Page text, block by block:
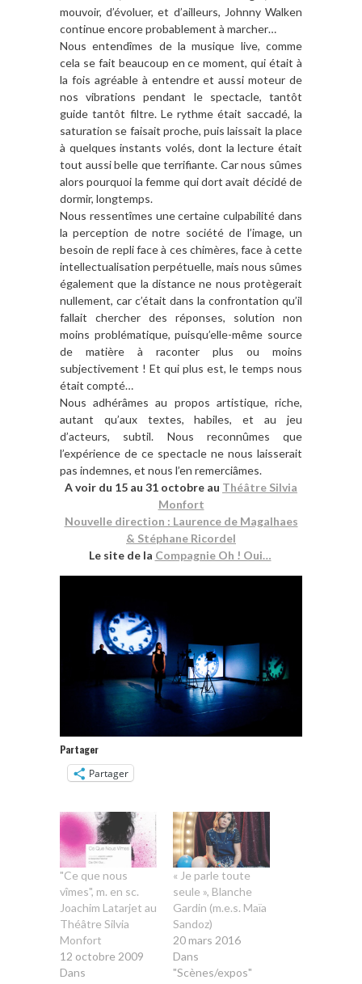
mouvoir, d’évoluer, et d’ailleurs, Johnny Walken
continue encore probablement à marcher…
Nous entendîmes de la musique live, comme
cela se fait beaucoup en ce moment, qui était à
la fois agréable à entendre et aussi moteur de
nos vibrations pendant le spectacle, tantôt
guide tantôt filtre. Le rythme était saccadé, la
saturation se faisait proche, puis laissait la place
à quelques instants volés, dont la lecture était
tout aussi belle que terrifiante. Car nous sûmes
alors pourquoi la femme qui dort avait décidé de
dormir, longtemps.
Nous ressentîmes une certaine culpabilité dans
la perception de notre société de l’image, un
besoin de repli face à ces chimères, face à cette
intellectualisation perpétuelle, mais nous sûmes
également que la distance ne nous protègerait
nullement, car c’était dans la confrontation qu’il
fallait chercher des réponses, solution non
moins problématique, puisqu’elle-même source
de matière à raconter plus ou moins
subjectivement ! Et qui plus est, le temps nous
était compté…
Nous adhérâmes au propos artistique, riche,
autant qu’aux textes, habiles, et au jeu
d’acteurs, subtil. Nous reconnûmes que
l’expérience de ce spectacle ne nous laisserait
pas indemnes, et nous l’en remerciâmes.
A voir du 15 au 31 octobre au Théâtre Silvia
Monfort
Nouvelle direction : Laurence de Magalhaes
& Stéphane Ricordel
Le site de la Compagnie Oh ! Oui…
Partager
Partager
"Ce que nous
vîmes", m. en sc.
Joachim Latarjet au
Théâtre Silvia
Monfort
12 octobre 2009
Dans
« Je parle toute
seule », Blanche
Gardin (m.e.s. Maïa
Sandoz)
20 mars 2016
Dans
"Scènes/expos"